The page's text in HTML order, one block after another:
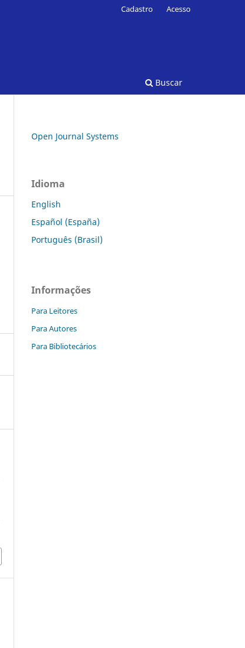
Buscar
Cadastro Acesso
Open Journal Systems
Idioma
English
Español (España)
Português (Brasil)
Informações
Para Leitores
Para Autores
Para Bibliotecários